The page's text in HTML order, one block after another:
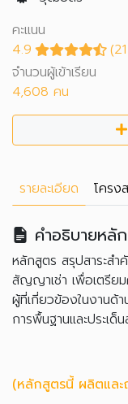
คะแนน
4.9
จำนวนผู้เข้าเรียน
4,608 คน
รายละเอียด โครง
คำอธิบายหลั
หลักสูตร สรุปสาระสำ
สัญญาเช่า เพื่อเตรีย
ผู้ที่เกี่ยวข้องในงานด้
การพื้นฐานและประเ
(หลักสูตรนี้ ผลิตแล